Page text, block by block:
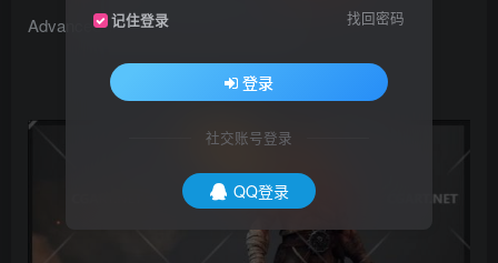
Advanced Texture Character Creation
记住登录 找回密码
登录
社交账号登录
QQ登录